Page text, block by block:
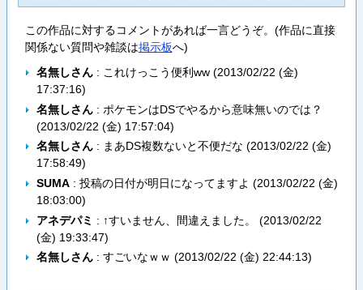
この作品に対するコメントがあれば一言どうぞ。(作品に直接
関係ない質問や雑談は掲示板へ)
名無しさん: これけっこう便利ww (2013/02/22 (金)
17:37:16)
名無しさん: ポケモンはDSでやるから意味無いのでは？
(2013/02/22 (金) 17:57:04)
名無しさん: まあDS複数ないと不便だな (2013/02/22 (金)
17:58:49)
SUMA: 投稿の日付が明日になってますよ (2013/02/22 (金)
18:03:00)
アネデパミ : ↑すいません、間違えました。 (2013/02/22
(金) 19:33:47)
名無しさん: すごいなｗｗ (2013/02/22 (金) 22:44:13)